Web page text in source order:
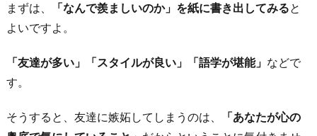
分
や
まずは、 「なんで羨ましいのか」を紙に書き出してみると
よいですよ。
「友達が多い」「スタイルが良い」「語学が堪能」 などで
す。
そうすると、友達に嫉妬してしまうのは、
「あなたが心の